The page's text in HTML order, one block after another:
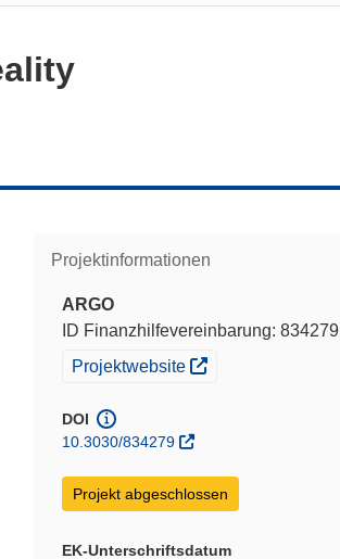
Projektinformationen
ARGO
ID Finanzhilfevereinbarung: 834279
(öffnet in neuem Fenster)
Projektwebsite
DOI
10.3030/834279
Projekt abgeschlossen
EK-Unterschriftsdatum